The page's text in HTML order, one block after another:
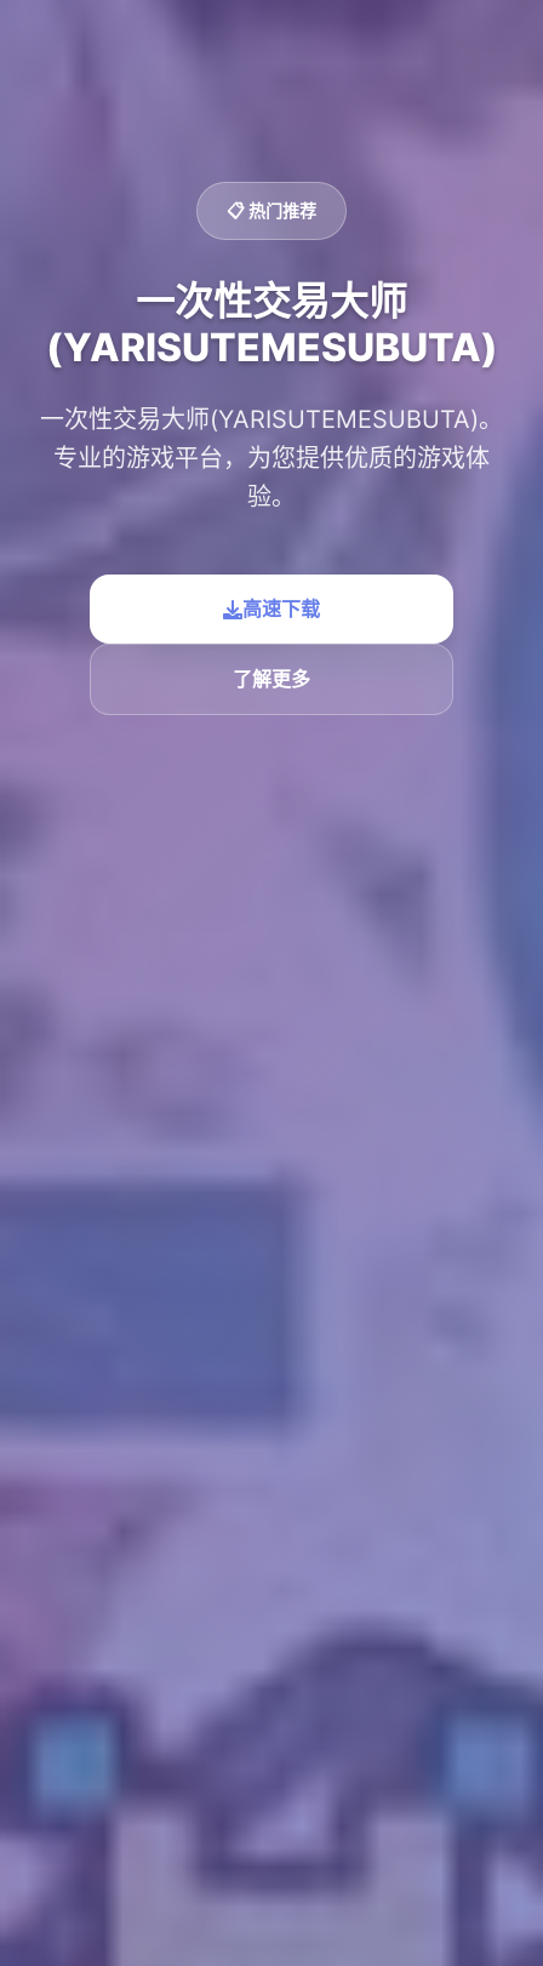
📋 热门推荐
一次性交易大师
(YARISUTEMESUBUTA)
一次性交易大师(YARISUTEMESUBUTA)。
专业的游戏平台，为您提供优质的游戏体
验。
高速下载
了解更多